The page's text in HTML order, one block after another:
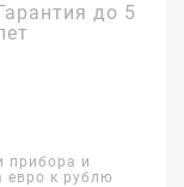
до 5
прибора и
евро к рублю